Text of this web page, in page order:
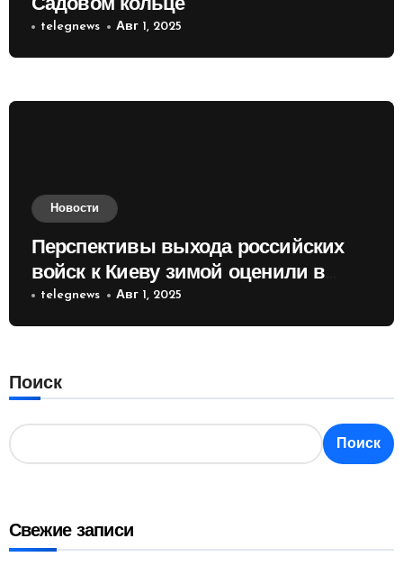
Садовом кольце
telegnews Авг 1, 2025
Новости
Перспективы выхода российских
войск к Киеву зимой оценили в
России
telegnews Авг 1, 2025
Поиск
Поиск
Свежие записи